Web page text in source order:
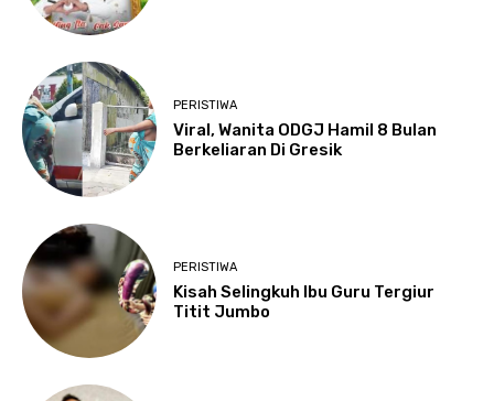
PERISTIWA
Viral, Wanita ODGJ Hamil 8 Bulan
Berkeliaran Di Gresik
PERISTIWA
Kisah Selingkuh Ibu Guru Tergiur
Titit Jumbo